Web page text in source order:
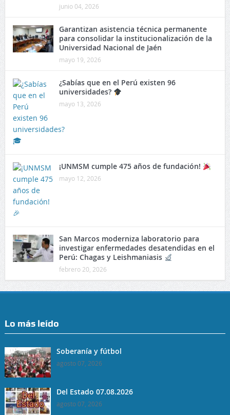
junio 04, 2026
Garantizan asistencia técnica permanente
para consolidar la institucionalización de la
Universidad Nacional de Jaén
mayo 19, 2026
¿Sabías que en el Perú existen 96
universidades?
mayo 13, 2026
¡UNMSM cumple 475 años de fundación!
mayo 12, 2026
San Marcos moderniza laboratorio para
investigar enfermedades desatendidas en el
Perú: Chagas y Leishmaniasis
febrero 20, 2026
Lo más leído
Soberanía y fútbol
agosto 07, 2026
Del Estado 07.08.2026
agosto 07, 2026